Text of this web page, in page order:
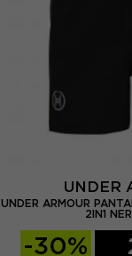
UNDER
UNDER ARMOUR
2IN1
-30%